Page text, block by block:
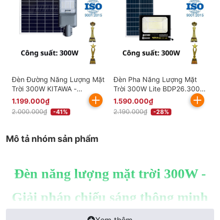
Đèn Đường Năng Lượng Mặt
Trời 300W KITAWA -
BC9A.300
1.199.000₫
2.000.000₫ -41%
Đèn Pha Năng Lượng Mặt
Trời 300W Lite BDP26.300
KITAWA Chống Nước IP67
1.590.000₫
2.190.000₫ -28%
Mô tả nhóm sản phẩm
Đèn năng lượng mặt trời 300W -
Giải pháp chiếu sáng thông minh